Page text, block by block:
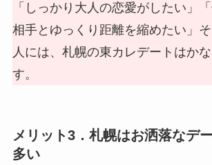
「しっかり大人の恋愛がしたい」
相手とゆっくり距離を縮めたい」
人には、札幌の東カレデートはか
す。
メリット3．札幌はお洒落なデ
多い